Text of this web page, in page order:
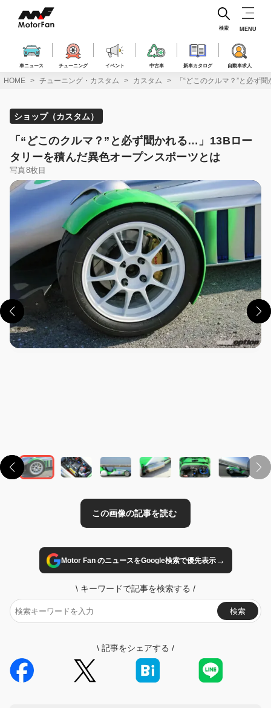
ス
車ニュース チューニング イベント 中古車 新車カタログ 自動車求人
検索 MENU
HOME チューニング・カスタム カスタム 「“どこのクルマ？”と必ず
ショップ（カスタム）
「“どこのクルマ？”と必ず聞かれる…」13Bロー
タリーを積んだ異色オープンスポーツとは
写真8枚目
Motor Fan のニュースをGoogle検索で優先表示→
\ キーワードで記事を検索する /
検索
\ 記事をシェアする /